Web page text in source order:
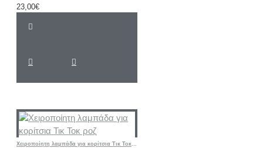
23,00€
Χειροποίητη λαμπάδα για κορίτσια Τικ Τοκ ροζ